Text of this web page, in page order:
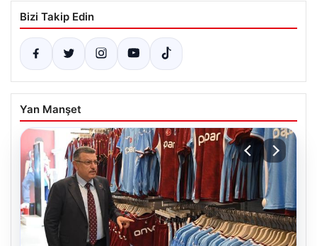
Bizi Takip Edin
Yan Manşet